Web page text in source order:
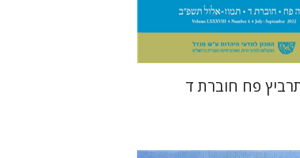
$29
$26
פח חוברת ד